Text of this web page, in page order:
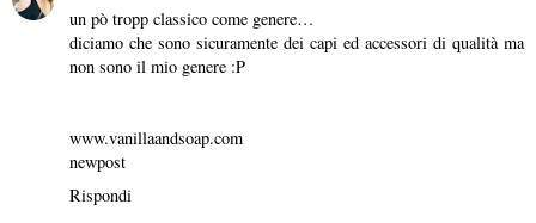
un pò tropp classico come genere…
diciamo che sono sicuramente dei capi ed accessori di qualità ma
non sono il mio genere :P
www.vanillaandsoap.com
newpost
Rispondi